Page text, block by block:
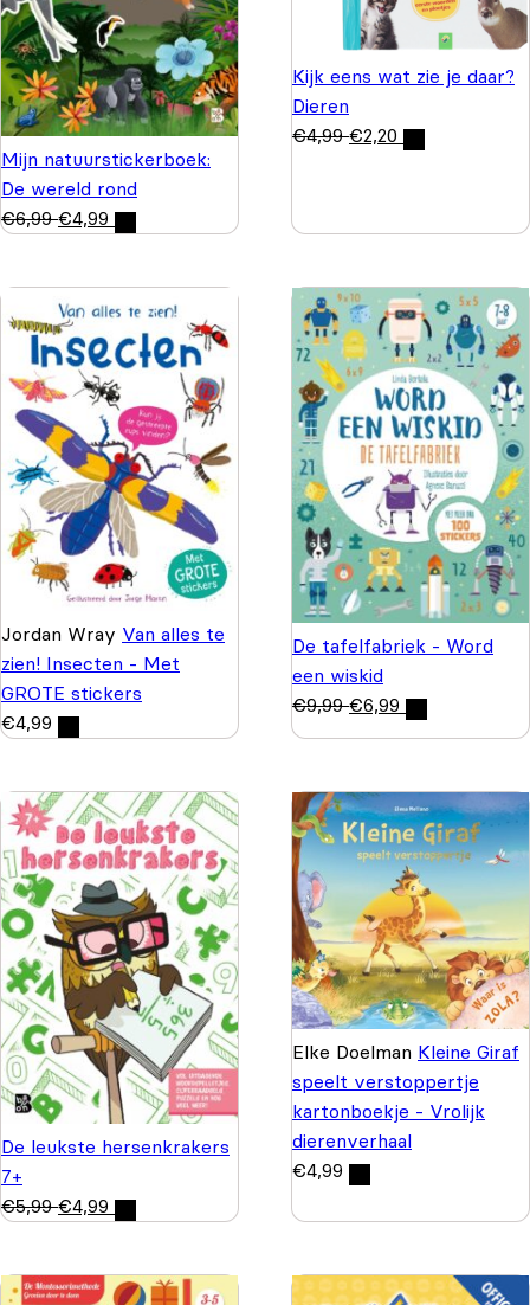
Mijn natuurstickerboek:
De wereld rond
€6,99 €4,99
Kijk eens wat zie je daar?
Dieren
€4,99 €2,20
Jordan Wray Van alles te
zien! Insecten - Met
GROTE stickers
€4,99
De tafelfabriek - Word
een wiskid
€9,99 €6,99
De leukste hersenkrakers
7+
€5,99 €4,99
Elke Doelman Kleine Giraf
speelt verstoppertje
kartonboekje - Vrolijk
dierenverhaal
€4,99